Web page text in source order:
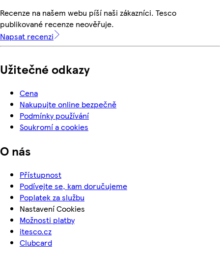
Recenze na našem webu píší naši zákazníci. Tesco
publikované recenze neověřuje.
Napsat recenzi
Užitečné odkazy
Cena
Nakupujte online bezpečně
Podmínky používání
Soukromí a cookies
O nás
Přístupnost
Podívejte se, kam doručujeme
Poplatek za službu
Nastavení Cookies
Možnosti platby
itesco.cz
Clubcard